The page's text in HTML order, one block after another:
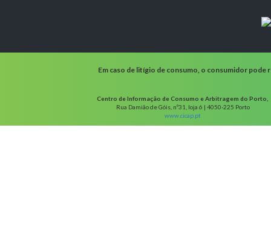
Em caso de litígio de consumo, o consumidor
Centro de Informação de Consumo e Arbitragem do Porto,
Rua Damião de Góis, nº31, loja 6 | 4050-225 Porto
www.cicap.pt